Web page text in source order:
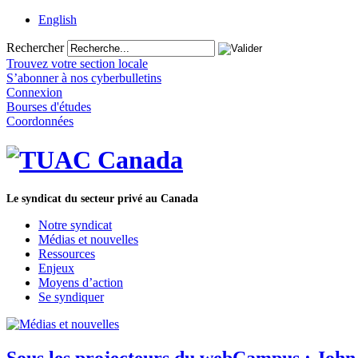
English
Rechercher
Trouvez votre section locale
S’abonner à nos cyberbulletins
Connexion
Bourses d'études
Coordonnées
Le syndicat du secteur privé au Canada
Notre syndicat
Médias et nouvelles
Ressources
Enjeux
Moyens d’action
Se syndiquer